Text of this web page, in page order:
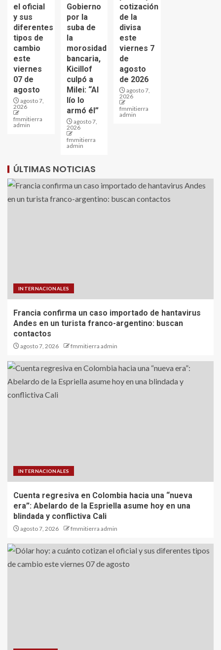
el oficial
y sus
diferentes
tipos de
cambio
este
viernes
07 de
agosto
agosto 7,
2026
fmmitierra
admin
Gobierno
por la
suba de
la
morosidad
bancaria,
Kicillof
culpó a
Milei: “Al
lío lo
armó él”
agosto 7,
2026
fmmitierra
admin
cotización
de la
divisa
este
viernes 7
de
agosto
de 2026
agosto 7,
2026
fmmitierra
admin
ÚLTIMAS NOTICIAS
INTERNACIONALES
Francia confirma un caso importado de hantavirus
Andes en un turista franco-argentino: buscan
contactos
agosto 7, 2026 fmmitierra admin
INTERNACIONALES
Cuenta regresiva en Colombia hacia una “nueva
era”: Abelardo de la Espriella asume hoy en una
blindada y conflictiva Cali
agosto 7, 2026 fmmitierra admin